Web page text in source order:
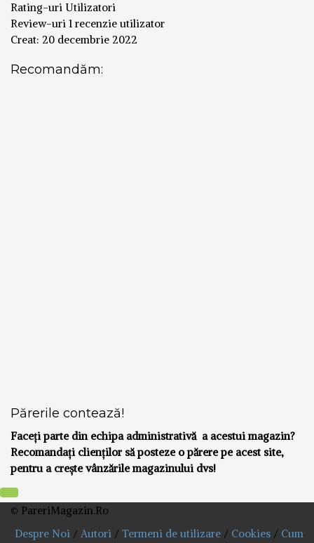
Rating-uri Utilizatori
Review-uri 1 recenzie utilizator
Creat: 20 decembrie 2022
Recomandăm:
Părerile contează!
Faceți parte din echipa administrativă a acestui magazin?
Recomandați clienților să posteze o părere pe acest site,
pentru a crește vânzările magazinului dvs!
© PareriMagazin.Ro
Despre Noi / Autori / Termeni de utilizare / Cookies / Cum